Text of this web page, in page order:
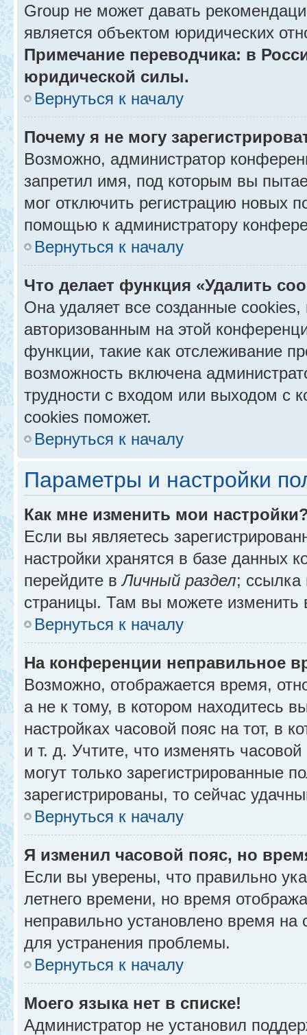
Group не может давать
является объектом юридических
Примечание переводчика: в
юридической силы.
Вернуться к началу
Почему я не могу
Возможно, администратор
запретил имя, под которым вы
мог отключить регистрацию новых
помощью к администратору
Вернуться к началу
Что делает функция «Удалить
Она удаляет все созданные
авторизованным на этой
функции, такие как отслеживание
возможность включена
трудности с входом или выходом с
cookies поможет.
Вернуться к началу
Параметры и настройки
Как мне изменить мои
Если вы являетесь
настройки хранятся в базе данных
перейдите вЛичный раздел; ссылка
страницы. Там вы можете изменить
Вернуться к началу
На конференции неправильное
Возможно, отображается время,
а не к тому, в котором находитесь
настройках часовой пояс на тот, в
и т. д. Учтите, что изменять
могут только зарегистрированные
зарегистрированы, то сейчас
Вернуться к началу
Я изменил часовой пояс, но
Если вы уверены, что правильно
летнего времени, но время
неправильно установлено время
для устранения проблемы.
Вернуться к началу
Моего языка нет в списке!
Администратор не установил